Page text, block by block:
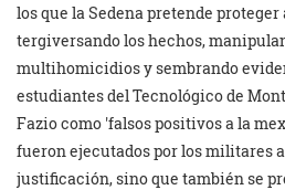
los que la Sedena pretende proteger
tergiversando los hechos,
multihomicidios y sembrando
estudiantes del Tecnológico de
Fazio como falsos positivos a la
fueron ejecutados por los militares
justificación, sino que también se